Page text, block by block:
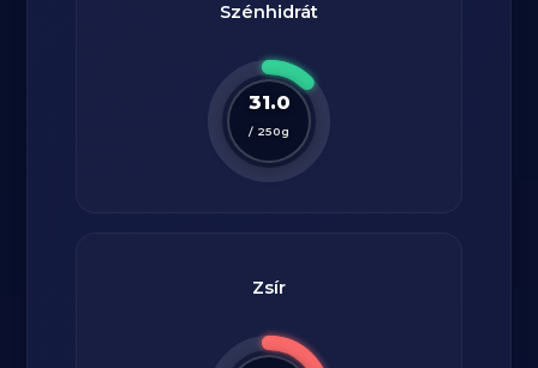
Szénhidrát
31.0
/ 250g
Zsír